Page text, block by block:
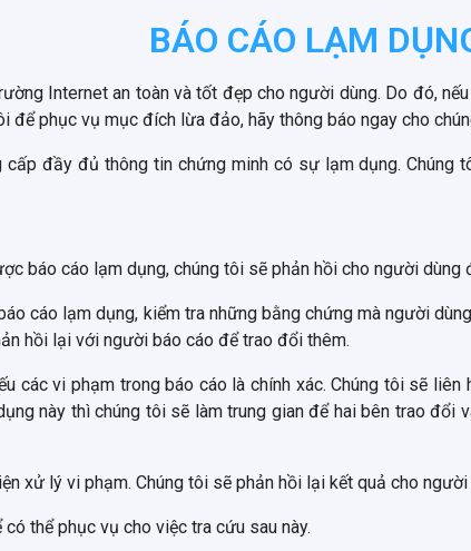
BÁO CÁO LẠM
Internet an toàn và tốt đẹp cho người dùng. Do đó,
để phục vụ mục đích lừa đảo, hãy thông báo ngay cho
cấp đầy đủ thông tin chứng minh có sự lạm dụng.
báo cáo lạm dụng, chúng tôi sẽ phản hồi cho người
cáo lạm dụng, kiểm tra những bằng chứng mà người
hồi lại với người báo cáo để trao đổi thêm.
các vi phạm trong báo cáo là chính xác. Chúng tôi sẽ
này thì chúng tôi sẽ làm trung gian để hai bên trao
xử lý vi phạm. Chúng tôi sẽ phản hồi lại kết quả cho
thể phục vụ cho việc tra cứu sau này.